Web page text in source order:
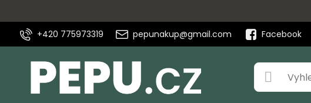
+420 775973319
pepunakup@gmail.com Facebook